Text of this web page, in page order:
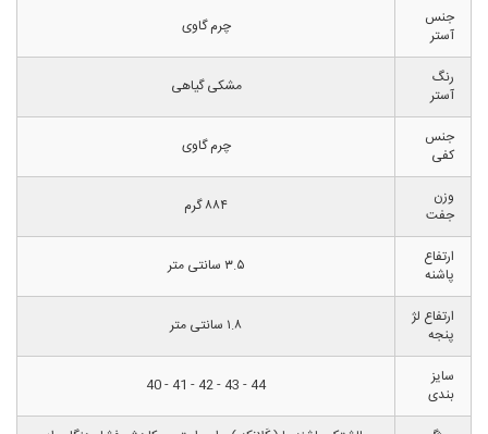
جنس
آستر
چرم گاوی
رنگ
آستر
مشکی گیاهی
جنس
کفی
چرم گاوی
وزن
جفت
۸۸۴ گرم
ارتفاع
پاشنه
۳.۵ سانتی متر
ارتفاع لژ
پنجه
۱.۸ سانتی متر
سایز
بندی
44 - 43 - 42 - 41 - 40